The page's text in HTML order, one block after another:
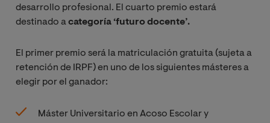
desarrollo profesional. El cuarto premio estará
destinado acategoría ‘futuro docente’.
El primer premio será la matriculación gratuita (sujeta a
retención de IRPF) en uno de los siguientes másteres a
elegir por el ganador:
Máster Universitario en Acoso Escolar y